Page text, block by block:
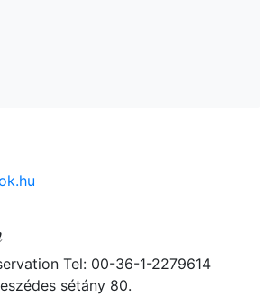
Tel: 00-36-1-2279614
sétány 80.